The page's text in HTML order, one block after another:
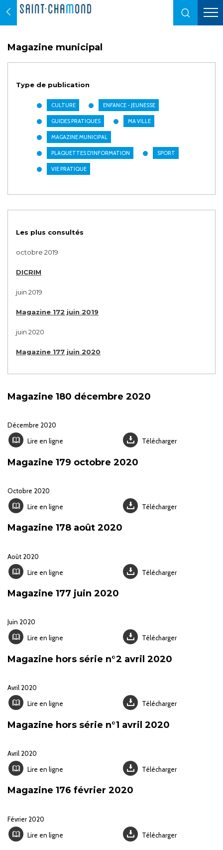
Magazine municipal
Type de publication
CULTURE ENFANCE - JEUNESSE
GUIDES PRATIQUES MA VILLE
MAGAZINE MUNICIPAL
PLAQUETTES D'INFORMATION SPORT
VIE PRATIQUE
Les plus consultés
octobre 2019
DICRIM
juin 2019
Magazine 172 juin 2019
juin 2020
Magazine 177 juin 2020
Magazine 180 décembre 2020
Décembre 2020
Lire en ligne
Télécharger
Magazine 179 octobre 2020
Octobre 2020
Lire en ligne
Télécharger
Magazine 178 août 2020
Août 2020
Lire en ligne
Télécharger
Magazine 177 juin 2020
Juin 2020
Lire en ligne
Télécharger
Magazine hors série n°2 avril 2020
Avril 2020
Lire en ligne
Télécharger
Magazine hors série n°1 avril 2020
Avril 2020
Lire en ligne
Télécharger
Magazine 176 février 2020
Février 2020
Lire en ligne
Télécharger